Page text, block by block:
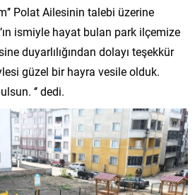
Polat Ailesinin talebi üzerine
ismiyle hayat bulan park ilçemize
duyarlılığından dolayı teşekkür
güzel bir hayra vesile olduk.
‘’ dedi.